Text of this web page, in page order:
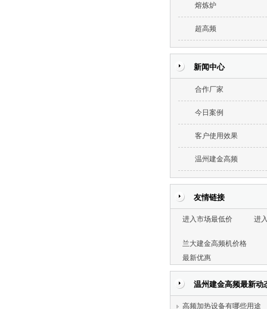
熔炼炉
超高频
新闻中心
合作厂家
今日案例
客户使用效果
温州建金高频
友情链接
进入市场最低价 进
兰大建金高频机价格
最新优惠
温州建金高频最新动
高频加热设备有哪些用途